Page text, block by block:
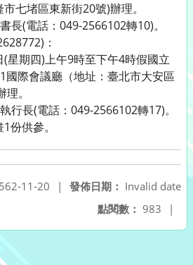
七堵區東新街20號)辦理。
長(電話：049-2566102轉10)。
：
星期四)上午9時至下午4時假國立
國際會議廳（地址：臺北市大安區
。
行長(電話：049-2566102轉17)。
份供參。
發佈日期： Invalid date
11-20
|
點閱數： 983 |